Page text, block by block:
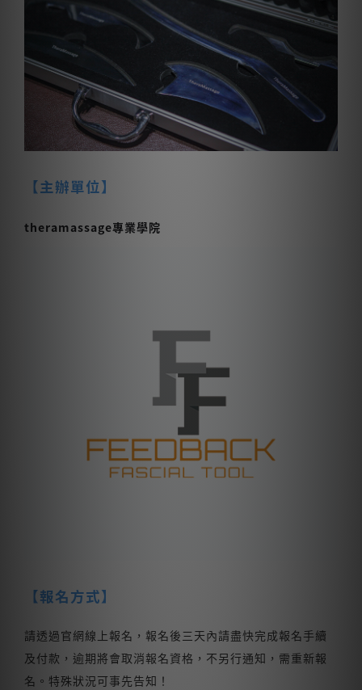
【主辦單位】
theramassage專業學院
【報名方式】
請透過官網線上報名，報名後三天內請盡快完成報名手續
及付款，逾期將會取消報名資格，不另行通知，需重新報
名。特殊狀況可事先告知！